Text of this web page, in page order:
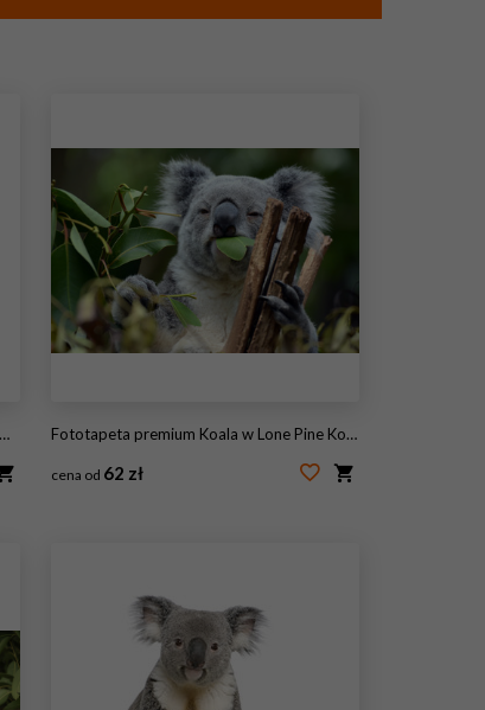
Fototapeta premium Koala w Lone Pine Koala Sanctuary w Brisbane w Australii
cena od 62 zł